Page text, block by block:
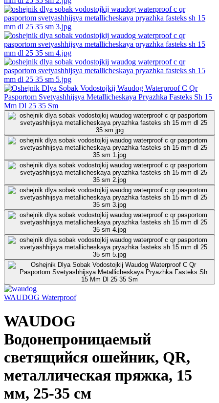
WAUDOG Waterproof
WAUDOG
Водонепроницаемый
светящийся ошейник, QR,
металлическая пряжка, 15
мм, 25-35 см